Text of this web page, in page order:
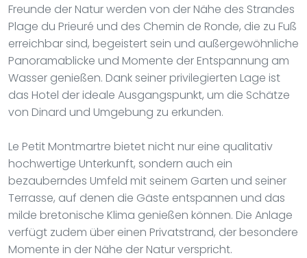
Freunde der Natur werden von der Nähe des Strandes
Plage du Prieuré und des Chemin de Ronde, die zu Fuß
erreichbar sind, begeistert sein und außergewöhnliche
Panoramablicke und Momente der Entspannung am
Wasser genießen. Dank seiner privilegierten Lage ist
das Hotel der ideale Ausgangspunkt, um die Schätze
von Dinard und Umgebung zu erkunden.
Le Petit Montmartre bietet nicht nur eine qualitativ
hochwertige Unterkunft, sondern auch ein
bezauberndes Umfeld mit seinem Garten und seiner
Terrasse, auf denen die Gäste entspannen und das
milde bretonische Klima genießen können. Die Anlage
verfügt zudem über einen Privatstrand, der besondere
Momente in der Nähe der Natur verspricht.